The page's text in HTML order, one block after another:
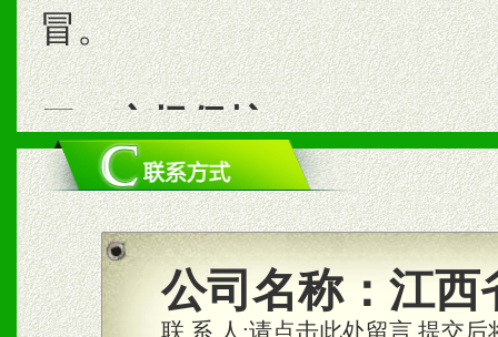
冒。
二、市场保护
1、统一市场价格；建立全
商利润。
2、区域独家经营；建立区
合作关系。公司名称： 江西
联 系 人:请点击此处留言,提交